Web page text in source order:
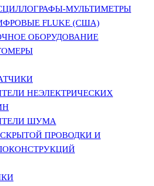
МУЛЬТИМЕТРЫ
FLUKE (США)
ОБОРУДОВАНИЕ
НЕЭЛЕКТРИЧЕСКИХ
ШУМА
ПРОВОДКИ И